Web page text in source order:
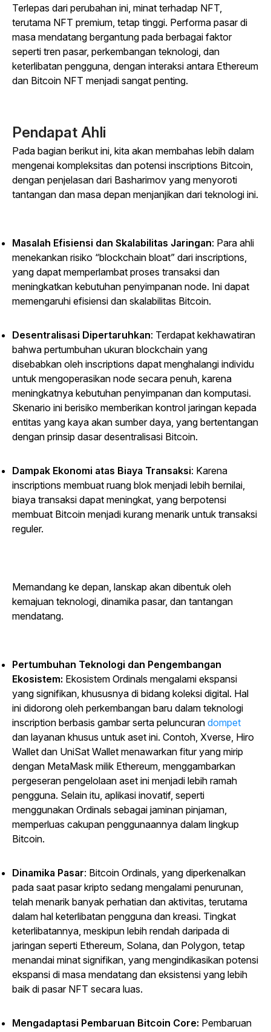
Terlepas dari perubahan ini, minat terhadap NFT,
terutama NFT premium, tetap tinggi. Performa pasar di
masa mendatang bergantung pada berbagai faktor
seperti tren pasar, perkembangan teknologi, dan
keterlibatan pengguna, dengan interaksi antara Ethereum
dan Bitcoin NFT menjadi sangat penting.
Pendapat Ahli
Pada bagian berikut ini, kita akan membahas lebih dalam
mengenai kompleksitas dan potensi inscriptions Bitcoin,
dengan penjelasan dari Basharimov yang menyoroti
tantangan dan masa depan menjanjikan dari teknologi ini.
Masalah Efisiensi dan Skalabilitas Jaringan: Para ahli
menekankan risiko “blockchain bloat” dari inscriptions,
yang dapat memperlambat proses transaksi dan
meningkatkan kebutuhan penyimpanan node. Ini dapat
memengaruhi efisiensi dan skalabilitas Bitcoin.
Desentralisasi Dipertaruhkan: Terdapat kekhawatiran
bahwa pertumbuhan ukuran blockchain yang
disebabkan oleh inscriptions dapat menghalangi individu
untuk mengoperasikan node secara penuh, karena
meningkatnya kebutuhan penyimpanan dan komputasi.
Skenario ini berisiko memberikan kontrol jaringan kepada
entitas yang kaya akan sumber daya, yang bertentangan
dengan prinsip dasar desentralisasi Bitcoin.
Dampak Ekonomi atas Biaya Transaksi: Karena
inscriptions membuat ruang blok menjadi lebih bernilai,
biaya transaksi dapat meningkat, yang berpotensi
membuat Bitcoin menjadi kurang menarik untuk transaksi
reguler.
Memandang ke depan, lanskap akan dibentuk oleh
kemajuan teknologi, dinamika pasar, dan tantangan
mendatang.
Pertumbuhan Teknologi dan Pengembangan
Ekosistem: Ekosistem Ordinals mengalami ekspansi
yang signifikan, khususnya di bidang koleksi digital. Hal
ini didorong oleh perkembangan baru dalam teknologi
inscription berbasis gambar serta peluncuran dompet
dan layanan khusus untuk aset ini. Contoh, Xverse, Hiro
Wallet dan UniSat Wallet menawarkan fitur yang mirip
dengan MetaMask milik Ethereum, menggambarkan
pergeseran pengelolaan aset ini menjadi lebih ramah
pengguna. Selain itu, aplikasi inovatif, seperti
menggunakan Ordinals sebagai jaminan pinjaman,
memperluas cakupan penggunaannya dalam lingkup
Bitcoin.
Dinamika Pasar: Bitcoin Ordinals, yang diperkenalkan
pada saat pasar kripto sedang mengalami penurunan,
telah menarik banyak perhatian dan aktivitas, terutama
dalam hal keterlibatan pengguna dan kreasi. Tingkat
keterlibatannya, meskipun lebih rendah daripada di
jaringan seperti Ethereum, Solana, dan Polygon, tetap
menandai minat signifikan, yang mengindikasikan potensi
ekspansi di masa mendatang dan eksistensi yang lebih
baik di pasar NFT secara luas.
Mengadaptasi Pembaruan Bitcoin Core: Pembaruan